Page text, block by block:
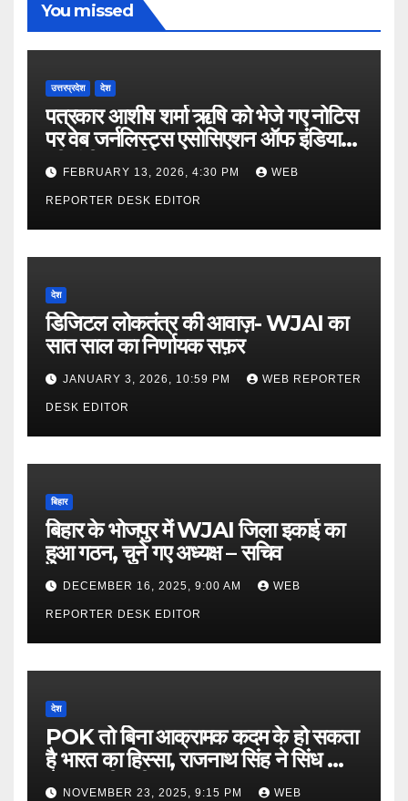
You missed
उत्तरप्रदेश देश
पत्रकार आशीष शर्मा ऋषि को भेजे गए नोटिस
पर वेब जर्नलिस्ट्स एसोसिएशन ऑफ इंडिया
की गंभीर आपत्ति
FEBRUARY 13, 2026, 4:30 PM WEB
REPORTER DESK EDITOR
देश
डिजिटल लोकतंत्र की आवाज़- WJAI का
सात साल का निर्णायक सफ़र
JANUARY 3, 2026, 10:59 PM WEB REPORTER
DESK EDITOR
बिहार
बिहार के भोजपुर में WJAI जिला इकाई का
हुआ गठन, चुने गए अध्यक्ष – सचिव
DECEMBER 16, 2025, 9:00 AM WEB
REPORTER DESK EDITOR
देश
POK तो बिना आक्रामक कदम के हो सकता
है भारत का हिस्सा, राजनाथ सिंह ने सिंध को
लेकर कही बड़ी बात…
NOVEMBER 23, 2025, 9:15 PM WEB